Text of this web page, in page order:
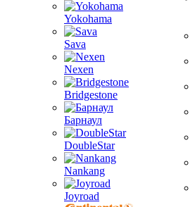
Yokohama
Sava
Nexen
Bridgestone
Барнаул
DoubleStar
Nankang
Joyroad